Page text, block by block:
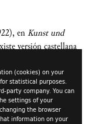
(cookies) on your
statistical purposes.
party company. You can
settings of your
the browser
information on your
enKunst und
versión castellana
(N. del T.)]